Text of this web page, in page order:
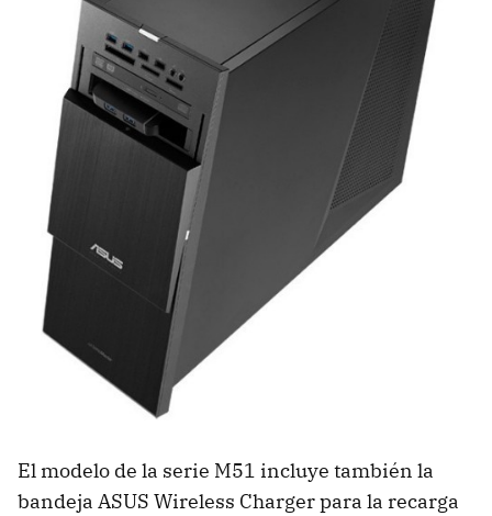
El modelo de la serie M51 incluye también la
bandeja ASUS Wireless Charger para la recarga